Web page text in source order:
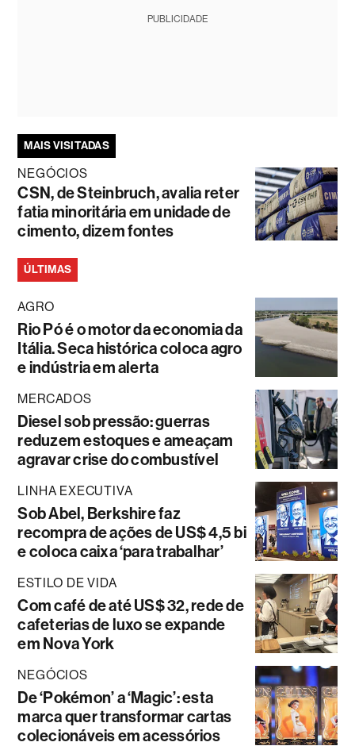
PUBLICIDADE
MAIS VISITADAS
NEGÓCIOS
CSN, de Steinbruch, avalia reter
fatia minoritária em unidade de
cimento, dizem fontes
ÚLTIMAS
AGRO
Rio Pó é o motor da economia da
Itália. Seca histórica coloca agro
e indústria em alerta
MERCADOS
Diesel sob pressão: guerras
reduzem estoques e ameaçam
agravar crise do combustível
LINHA EXECUTIVA
Sob Abel, Berkshire faz
recompra de ações de US$ 4,5 bi
e coloca caixa ‘para trabalhar’
ESTILO DE VIDA
Com café de até US$ 32, rede de
cafeterias de luxo se expande
em Nova York
NEGÓCIOS
De ‘Pokémon’ a ‘Magic’: esta
marca quer transformar cartas
colecionáveis em acessórios